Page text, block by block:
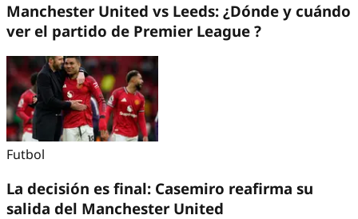
Manchester United vs Leeds: ¿Dónde y cuándo
ver el partido de Premier League ?
Futbol
La decisión es final: Casemiro reafirma su
salida del Manchester United